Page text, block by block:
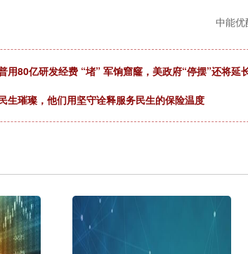
中能优
用80亿研发经费 “堵” 军饷窟窿，美政府“停摆”还将延
生璀璨，他们用坚守诠释服务民生的保险温度